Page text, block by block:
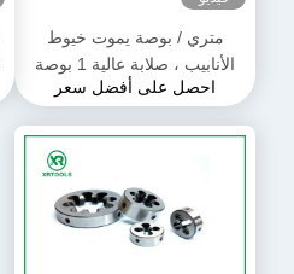
متري / بوصة يموت خيوط
الأنابيب ، صلابة عالية 1 بوصة
يموت TIAIN المغلفة
احصل على أفضل سعر